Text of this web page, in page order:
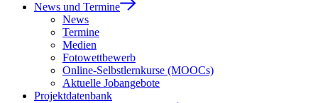
News und Termine
News
Termine
Medien
Fotowettbewerb
Online-Selbstlernkurse (MOOCs)
Aktuelle Jobangebote
Projektdatenbank